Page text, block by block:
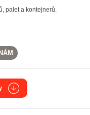
palet a kontejnerů.